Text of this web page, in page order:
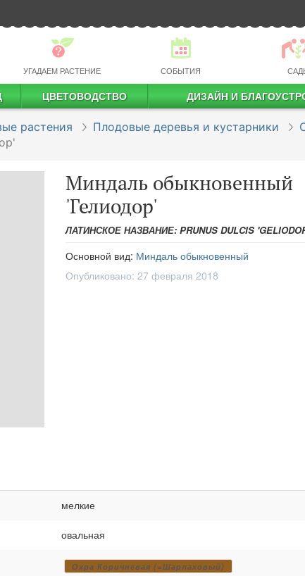
УГАДАЕМ РАСТЕНИЕ СОБЫТИЯ
ЦВЕТОВОДСТВО ДИЗАЙН И
растения Плодовые деревья и кустарники
Миндаль обыкновенный
'Гелиодор'
ЛАТИНСКОЕ НАЗВАНИЕ: PRUNUS DULCIS
Основной вид: Миндаль обыкновенный
Опубликовано: 27 февраля 2018
мелкие
овальная
Охра Коричневая (=Шарлаховый)